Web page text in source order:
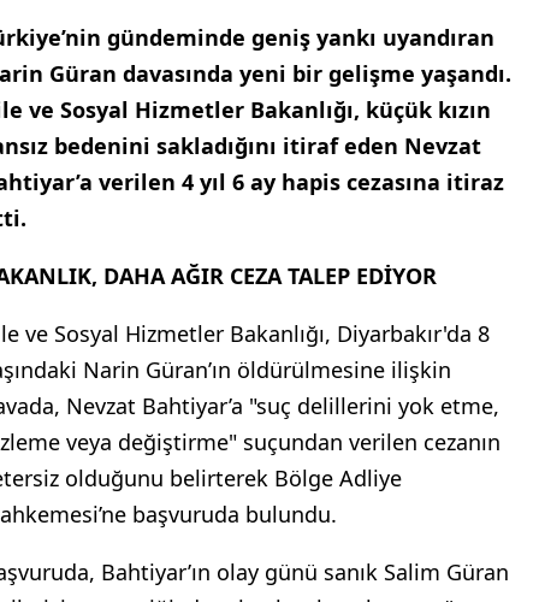
gündeminde geniş yankı uyandıran
Güran davasında yeni bir gelişme yaşandı.
ve Sosyal Hizmetler Bakanlığı, küçük kızın
bedenini sakladığını itiraf eden Nevzat
verilen 4 yıl 6 ay hapis cezasına itiraz
DAHA AĞIR CEZA TALEP EDİYOR
ve Sosyal Hizmetler Bakanlığı, Diyarbakır'da 8
Narin Güran’ın öldürülmesine ilişkin
Nevzat Bahtiyar’a "suç delillerini yok etme,
veya değiştirme" suçundan verilen cezanın
olduğunu belirterek Bölge Adliye
başvuruda bulundu.
Bahtiyar’ın olay günü sanık Salim Güran